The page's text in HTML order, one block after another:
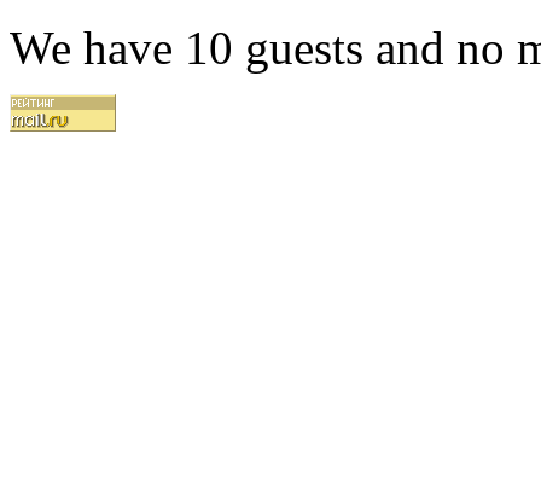
We have 10 guests and no